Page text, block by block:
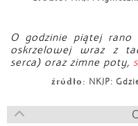
O godzinie piątej rano
oskrzelowej wraz z
serca) oraz zimne poty,
źródło: NKJP: